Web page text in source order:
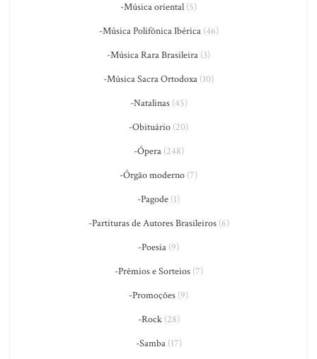
-Música oriental (5)
-Música Polifônica Ibérica(46)
-Música Rara Brasileira (3)
-Música Sacra Ortodoxa (10)
-Natalinas(45)
-Obituário (20)
-Ópera(248)
-Órgão moderno (7)
-Pagode (1)
-Partituras de Autores Brasileiros(6)
-Poesia (9)
-Prêmios e Sorteios(7)
-Promoções (9)
-Rock(28)
-Samba(17)